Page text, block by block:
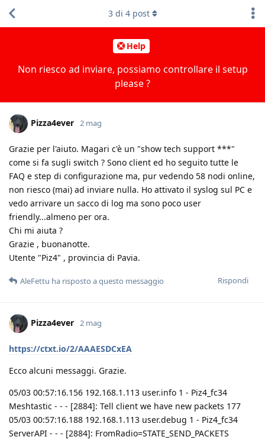
Help
Non riesco ad inviare, possiamo controllare il setup
please ?
3 di 4post
Pizza4ever 2 mag
Grazie per l'aiuto. Magari c'è un "show tech support ***"
come si fa sugli switch ? Sono client ed ho seguito tutte le
FAQ e step di configurazione ma, pur vedendo 58 nodi online,
non riesco (mai) ad inviare nulla. Ho attivato il syslog sul PC e
vedo arrivare un sacco di log ma sono poco user
friendly...almeno per ora.
Chi mi aiuta ?
Grazie , buonanotte.
Utente "Piz4" , provincia di Pavia.
Rispondi
AleFettu ha risposto a questo messaggio
Pizza4ever 2 mag
https://ctxt.io/2/AAAESDCxEA
Ecco alcuni messaggi. Grazie.
05/03 00:57:16.156 192.168.1.113 user.info 1 - Piz4_fc34
Meshtastic - - - [2884]: Tell client we have new packets 177
05/03 00:57:16.188 192.168.1.113 user.debug 1 - Piz4_fc34
ServerAPI - - - [2884]: FromRadio=STATE_SEND_PACKETS